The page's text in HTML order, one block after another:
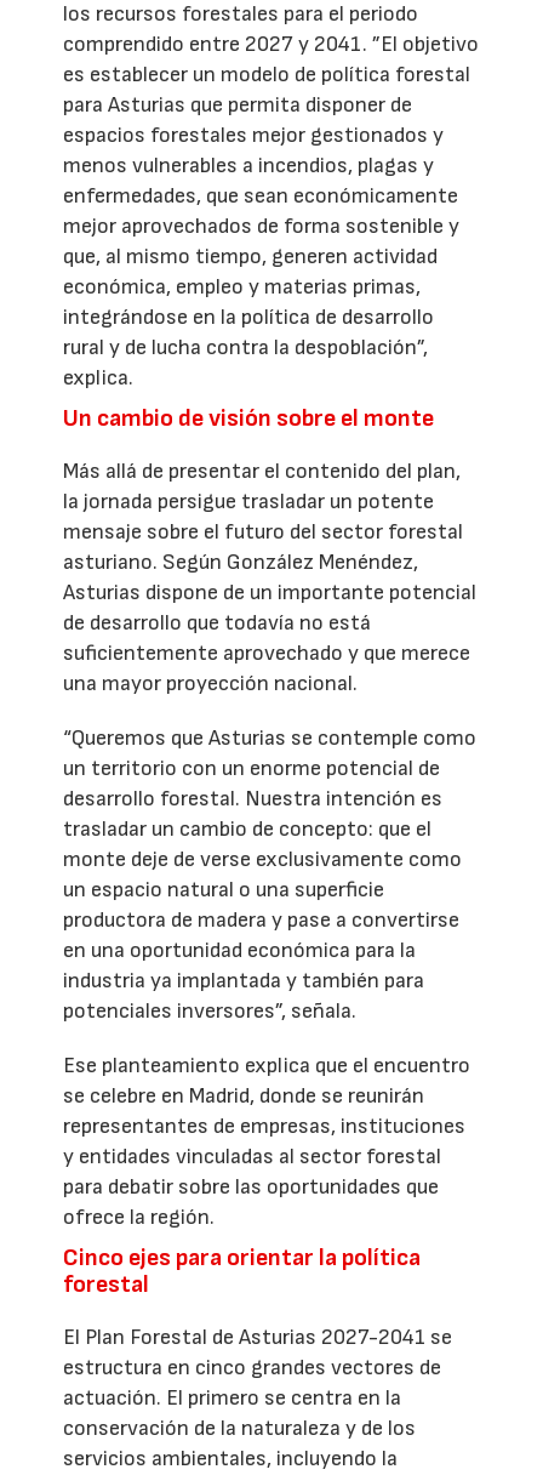
los recursos forestales para el periodo
comprendido entre 2027 y 2041. ”El objetivo
es establecer un modelo de política forestal
para Asturias que permita disponer de
espacios forestales mejor gestionados y
menos vulnerables a incendios, plagas y
enfermedades, que sean económicamente
mejor aprovechados de forma sostenible y
que, al mismo tiempo, generen actividad
económica, empleo y materias primas,
integrándose en la política de desarrollo
rural y de lucha contra la despoblación”,
explica.
Un cambio de visión sobre el monte
Más allá de presentar el contenido del plan,
la jornada persigue trasladar un potente
mensaje sobre el futuro del sector forestal
asturiano. Según González Menéndez,
Asturias dispone de un importante potencial
de desarrollo que todavía no está
suficientemente aprovechado y que merece
una mayor proyección nacional.
“Queremos que Asturias se contemple como
un territorio con un enorme potencial de
desarrollo forestal. Nuestra intención es
trasladar un cambio de concepto: que el
monte deje de verse exclusivamente como
un espacio natural o una superficie
productora de madera y pase a convertirse
en una oportunidad económica para la
industria ya implantada y también para
potenciales inversores”, señala.
Ese planteamiento explica que el encuentro
se celebre en Madrid, donde se reunirán
representantes de empresas, instituciones
y entidades vinculadas al sector forestal
para debatir sobre las oportunidades que
ofrece la región.
Cinco ejes para orientar la política
forestal
El Plan Forestal de Asturias 2027-2041 se
estructura en cinco grandes vectores de
actuación. El primero se centra en la
conservación de la naturaleza y de los
servicios ambientales, incluyendo la